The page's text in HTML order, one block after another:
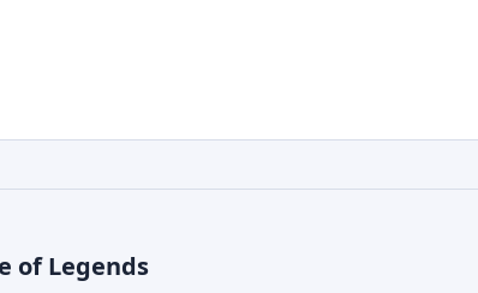
of Legends